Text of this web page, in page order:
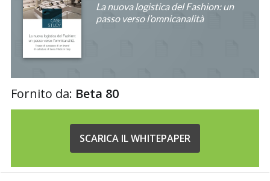
La nuova logistica del Fashion: un
passo verso l’omnicanalità
Fornito da: Beta 80
SCARICA IL WHITEPAPER